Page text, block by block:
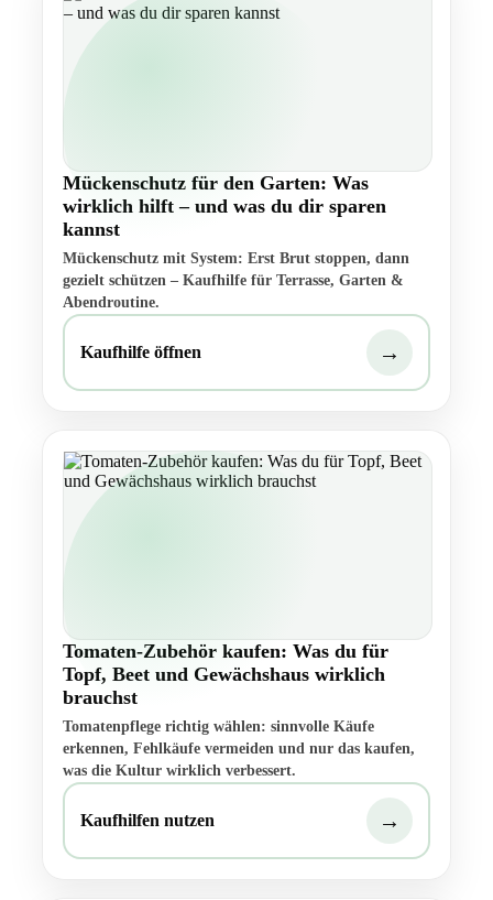
Mückenschutz für den Garten: Was
wirklich hilft – und was du dir sparen
kannst
Mückenschutz mit System: Erst Brut stoppen, dann
gezielt schützen – Kaufhilfe für Terrasse, Garten &
Abendroutine.
Kaufhilfe öffnen →
Tomaten-Zubehör kaufen: Was du für
Topf, Beet und Gewächshaus wirklich
brauchst
Tomatenpflege richtig wählen: sinnvolle Käufe
erkennen, Fehlkäufe vermeiden und nur das kaufen,
was die Kultur wirklich verbessert.
Kaufhilfen nutzen →